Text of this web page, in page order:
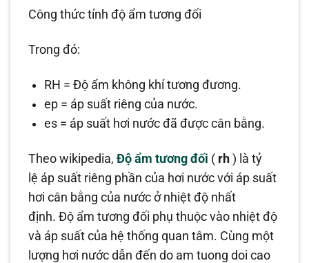
Công thức tính độ ẩm tương đối
Trong đó:
RH = Độ ẩm không khí tương đương.
ep = áp suất riêng của nước.
es = áp suất hơi nước đã được cân bằng.
Theo wikipedia,Độ ẩm tương đối ( rh ) là tỷ
lệ áp suất riêng phần của hơi nước với áp suất
hơi cân bằng của nước ở nhiệt độ nhất
định. Độ ẩm tương đối phụ thuộc vào nhiệt độ
và áp suất của hệ thống quan tâm. Cùng một
lượng hơi nước dẫn đến do am tuong doi cao